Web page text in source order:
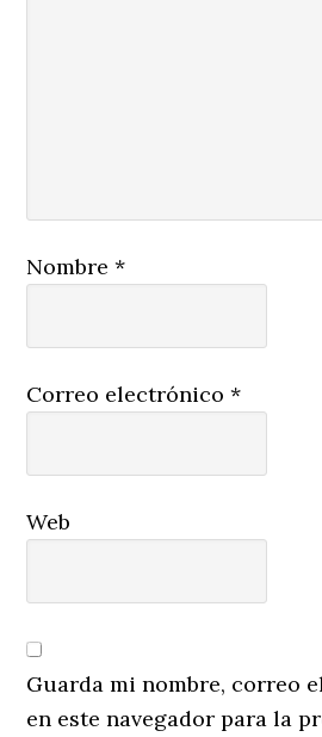
Nombre*
Correo electrónico*
Web
Guarda mi nombre, correo
en este navegador para la